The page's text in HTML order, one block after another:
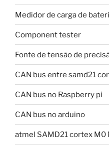
Medidor de carga de
Component tester
Fonte de tensão de
CAN bus entre samd21
CAN bus no Raspberry pi
CAN bus no arduino
atmel SAMD21 cortex M0